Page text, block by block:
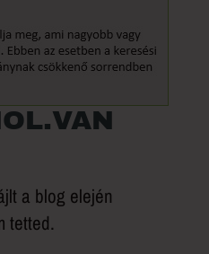
a blog elején
tetted.